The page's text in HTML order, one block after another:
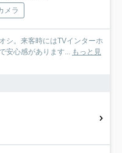
メラ
シ。来客時にはTVインターホ
安心感があります... もっと見